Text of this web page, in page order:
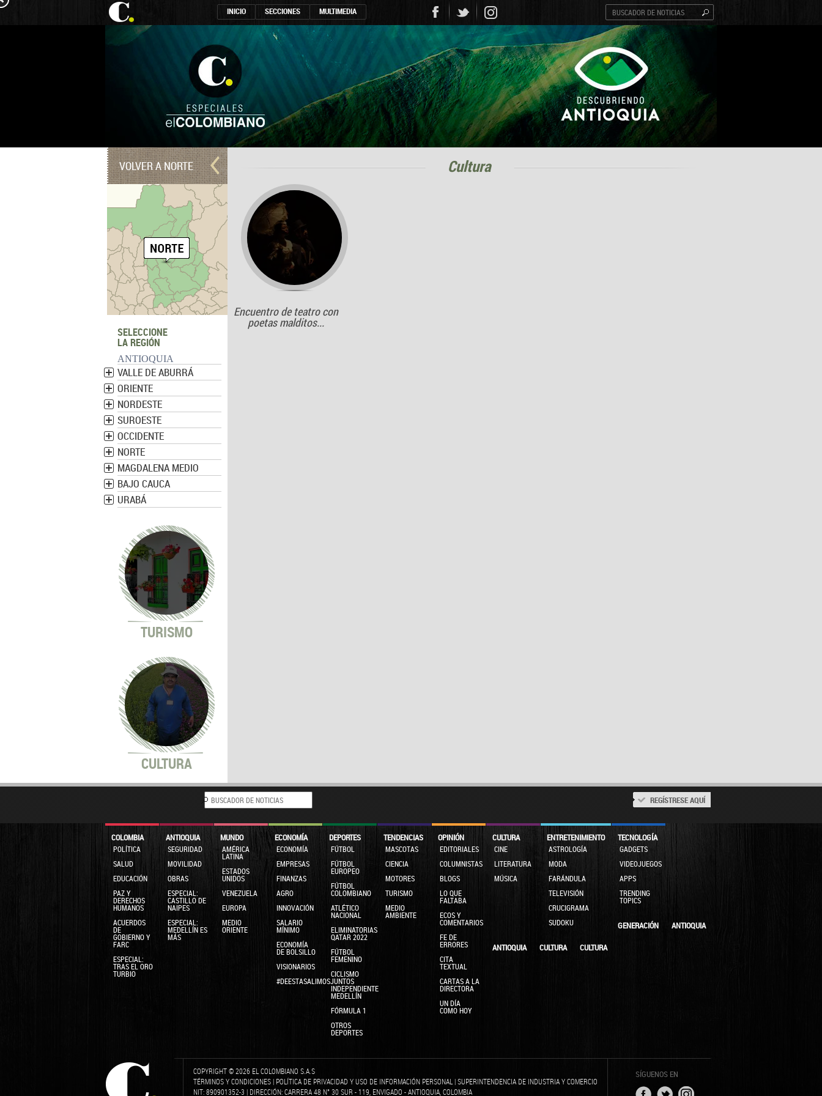
INICIO SECCIONES MULTIMEDIA
VOLVER A NORTE
SELECCIONE
LA REGIÓN
ANTIOQUIA
VALLE DE ABURRÁ
ORIENTE
NORDESTE
SUROESTE
OCCIDENTE
NORTE
MAGDALENA MEDIO
BAJO CAUCA
URABÁ
TURISMO
CULTURA
cultura
Encuentro de teatro con
poetas malditos...
REGÍSTRESE AQUÍ
COLOMBIA
POLÍTICA
SALUD
EDUCACIÓN
PAZ Y
DERECHOS
HUMANOS
ACUERDOS
DE
GOBIERNO Y
FARC
ESPECIAL:
TRAS EL ORO
TURBIO
ANTIOQUIA
SEGURIDAD
MOVILIDAD
OBRAS
ESPECIAL:
CASTILLO DE
NAIPES
ESPECIAL:
MEDELLÍN ES
MÁS
MUNDO
AMÉRICA
LATINA
ESTADOS
UNIDOS
VENEZUELA
EUROPA
MEDIO
ORIENTE
ECONOMÍA
ECONOMÍA
EMPRESAS
FINANZAS
AGRO
INNOVACIÓN
SALARIO
MÍNIMO
ECONOMÍA
DE BOLSILLO
VISIONARIOS
#DEESTASALIMOSJUNTOS
DEPORTES
FÚTBOL
FÚTBOL
EUROPEO
FÚTBOL
COLOMBIANO
ATLÉTICO
NACIONAL
ELIMINATORIAS
QATAR 2022
FÚTBOL
FEMENINO
CICLISMO
INDEPENDIENTE
MEDELLÍN
FÓRMULA 1
OTROS
DEPORTES
TENDENCIAS
MASCOTAS
CIENCIA
MOTORES
TURISMO
MEDIO
AMBIENTE
OPINIÓN
EDITORIALES
COLUMNISTAS
BLOGS
LO QUE
FALTABA
ECOS Y
COMENTARIOS
FE DE
ERRORES
CITA
TEXTUAL
CARTAS A LA
DIRECTORA
UN DÍA
COMO HOY
CULTURA
CINE
LITERATURA
MÚSICA
ENTRETENIMIENTO
ASTROLOGÍA
MODA
FARÁNDULA
TELEVISIÓN
CRUCIGRAMA
SUDOKU
TECNOLOGÍA
GADGETS
VIDEOJUEGOS
APPS
TRENDING
TOPICS
GENERACIÓN
ANTIOQUIA
ANTIOQUIA
CULTURA CULTURA
COPYRIGHT © 2026 EL COLOMBIANO S.A.S
TÉRMINOS Y CONDICIONES | POLÍTICA DE PRIVACIDAD Y USO DE INFORMACIÓN PERSONAL |SUPERINTENDENCIA DE INDUSTRIA Y COMERCIO
NIT: 890901352-3 | DIRECCIÓN: CARRERA 48 N° 30 SUR - 119, ENVIGADO - ANTIOQUIA, COLOMBIA
SÍGUENOS EN